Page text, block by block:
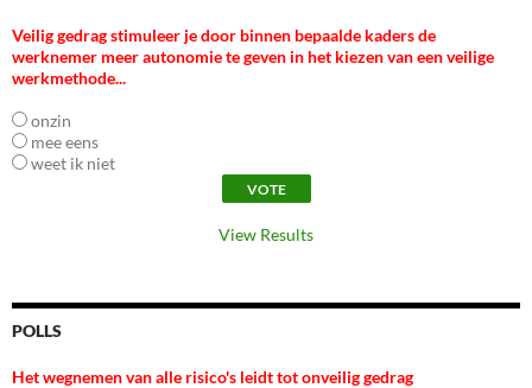
Veilig gedrag stimuleer je door binnen bepaalde kaders de
werknemer meer autonomie te geven in het kiezen van een veilige
werkmethode...
onzin
mee eens
weet ik niet
View Results
POLLS
Het wegnemen van alle risico's leidt tot onveilig gedrag